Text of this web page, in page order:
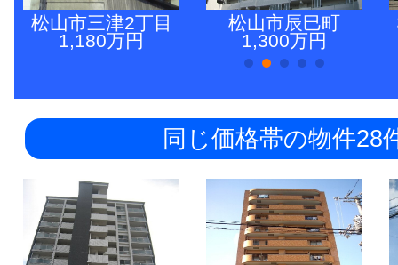
松山市三津2丁目
1,180万円
松山市辰巳町
1,300万円
同じ価格帯の物件28